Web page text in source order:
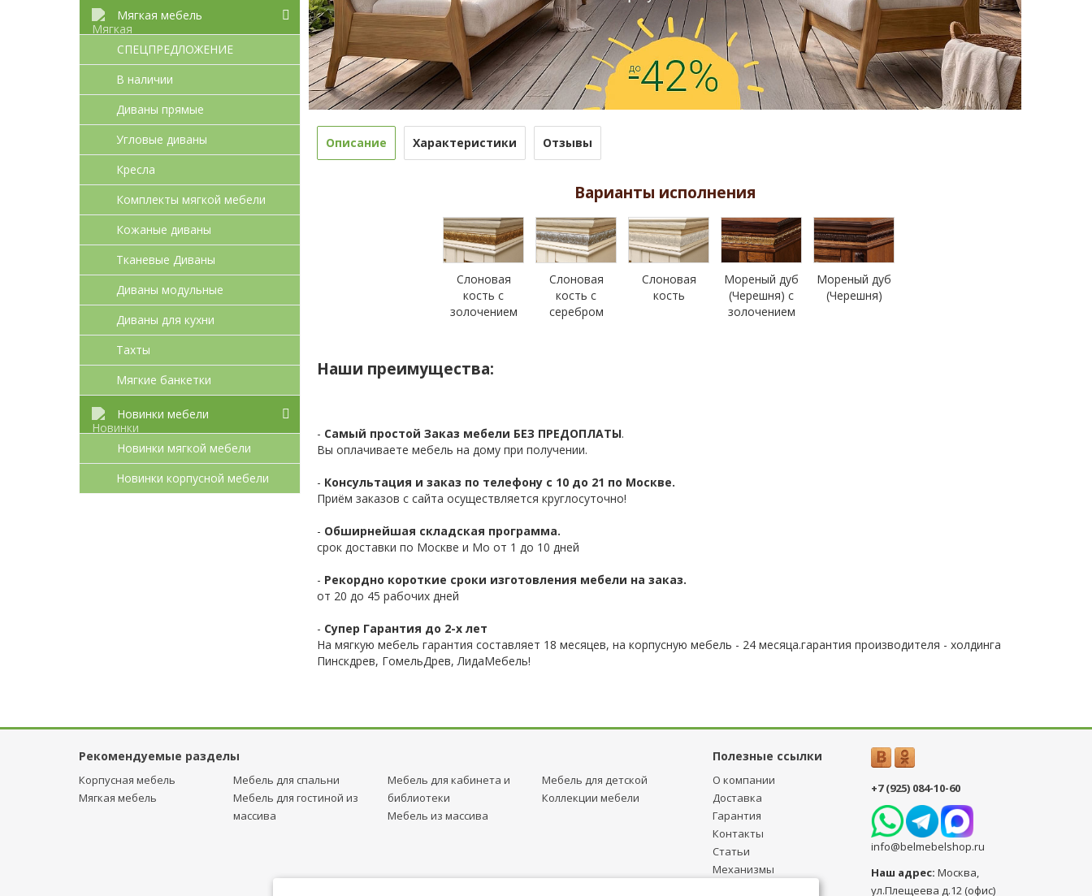
Мягкая мебель
СПЕЦПРЕДЛОЖЕНИЕ
В наличии
Диваны прямые
Угловые диваны
Кресла
Комплекты мягкой мебели
Кожаные диваны
Тканевые Диваны
Диваны модульные
Диваны для кухни
Тахты
Мягкие банкетки
Новинки мебели
Новинки мягкой мебели
Новинки корпусной мебели
Описание Характеристики Отзывы
Варианты исполнения
Слоновая
кость с
золочением
Слоновая
кость с
серебром
Слоновая
кость
Мореный дуб
(Черешня) с
золочением
Мореный дуб
(Черешня)
Наши преимущества:
- Самый простой Заказ мебели БЕЗ ПРЕДОПЛАТЫ.
Вы оплачиваете мебель на дому при получении.
- Консультация и заказ по телефону с 10 до 21 по Москве.
Приём заказов с сайта осуществляется круглосуточно!
- Обширнейшая складская программа.
срок доставки по Москве и Мо от 1 до 10 дней
- Рекордно короткие сроки изготовления мебели на заказ.
от 20 до 45 рабочих дней
- Супер Гарантия до 2-х лет
На мягкую мебель гарантия составляет 18 месяцев, на корпусную мебель - 24 месяца.гарантия производителя - холдинга
Пинскдрев, ГомельДрев, ЛидаМебель!
Рекомендуемые разделы Полезные ссылки
Корпусная мебель
Мягкая мебель
Мебель для спальни
Мебель для гостиной из
массива
Мебель для кабинета и
библиотеки
Мебель из массива
Мебель для детcкой
Коллекции мебели
О компании
Доставка
Гарантия
Контакты
Статьи
Механизмы
+7 (925) 084-10-60
info@belmebelshop.ru
Наш адрес: Москва,
ул.Плещеева д.12 (офис)